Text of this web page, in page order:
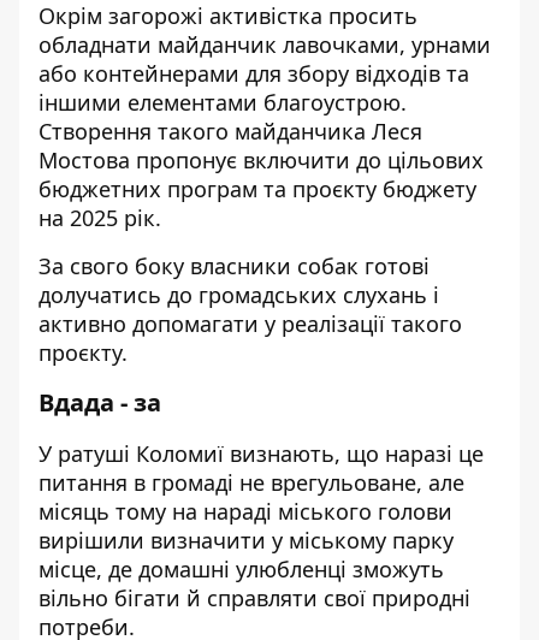
Окрім загорожі активістка просить
обладнати майданчик лавочками, урнами
або контейнерами для збору відходів та
іншими елементами благоустрою.
Створення такого майданчика Леся
Мостова пропонує включити до цільових
бюджетних програм та проєкту бюджету
на 2025 рік.
За свого боку власники собак готові
долучатись до громадських слухань і
активно допомагати у реалізації такого
проєкту.
Вдада - за
У ратуші Коломиї визнають, що наразі це
питання в громаді не врегульоване, але
місяць тому на нараді міського голови
вирішили визначити у міському парку
місце, де домашні улюбленці зможуть
вільно бігати й справляти свої природні
потреби.